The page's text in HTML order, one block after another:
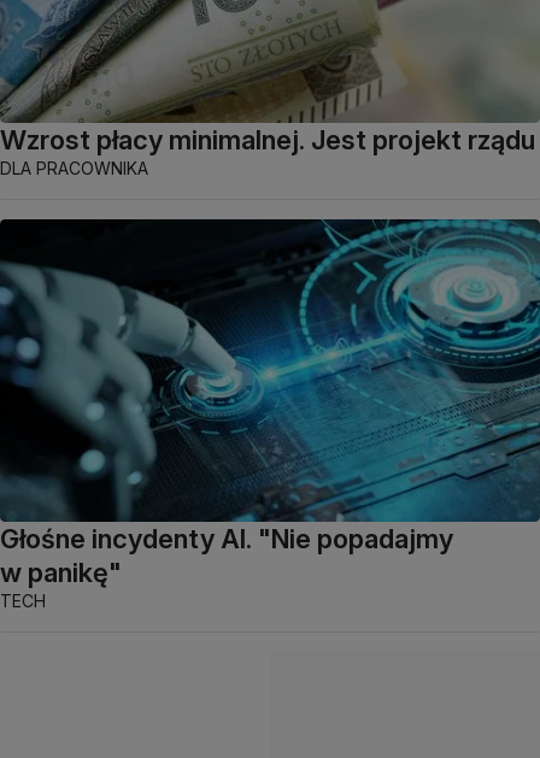
Wzrost płacy minimalnej. Jest projekt rządu
DLA PRACOWNIKA
Głośne incydenty AI. "Nie popadajmy
w panikę"
TECH